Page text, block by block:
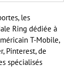
les
Ring dédiée à
T-Mobile,
Pinterest, de
spécialisés